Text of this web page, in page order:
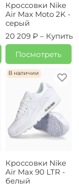
Кроссовки Nike
Air Max Moto 2K -
серый
20 209 ₽ – Купить
Посмотреть
В наличии
Кроссовки Nike
Air Max 90 LTR -
белый